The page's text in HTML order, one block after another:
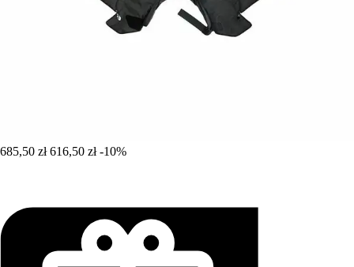
685,50 zł 616,50 zł -10%